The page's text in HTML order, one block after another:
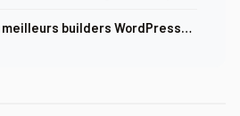
meilleurs builders WordPress